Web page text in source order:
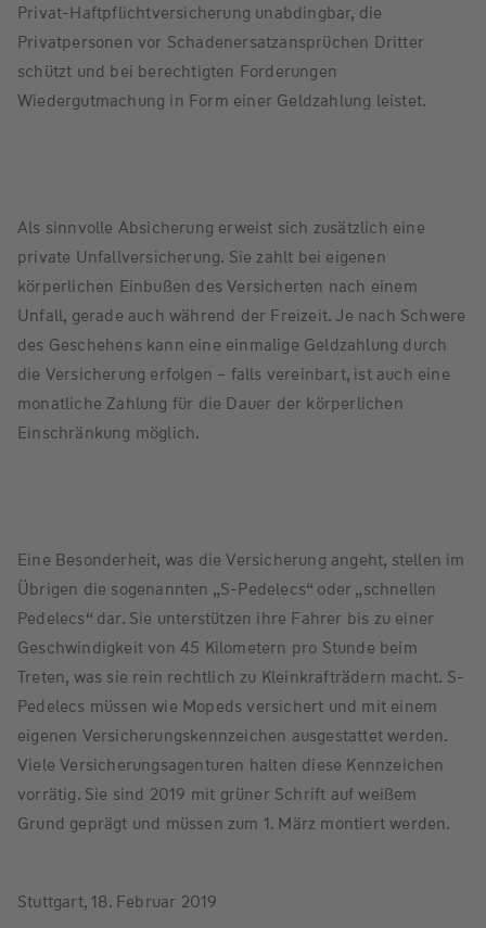
Privat-Haftpflichtversicherung unabdingbar, die
Privatpersonen vor Schadenersatzansprüchen Dritter
schützt und bei berechtigten Forderungen
Wiedergutmachung in Form einer Geldzahlung leistet.
Als sinnvolle Absicherung erweist sich zusätzlich eine
private Unfallversicherung. Sie zahlt bei eigenen
körperlichen Einbußen des Versicherten nach einem
Unfall, gerade auch während der Freizeit. Je nach Schwere
des Geschehens kann eine einmalige Geldzahlung durch
die Versicherung erfolgen – falls vereinbart, ist auch eine
monatliche Zahlung für die Dauer der körperlichen
Einschränkung möglich.
Eine Besonderheit, was die Versicherung angeht, stellen im
Übrigen die sogenannten „S-Pedelecs“ oder „schnellen
Pedelecs“ dar. Sie unterstützen ihre Fahrer bis zu einer
Geschwindigkeit von 45 Kilometern pro Stunde beim
Treten, was sie rein rechtlich zu Kleinkrafträdern macht. S-
Pedelecs müssen wie Mopeds versichert und mit einem
eigenen Versicherungskennzeichen ausgestattet werden.
Viele Versicherungsagenturen halten diese Kennzeichen
vorrätig. Sie sind 2019 mit grüner Schrift auf weißem
Grund geprägt und müssen zum 1. März montiert werden.
Stuttgart, 18. Februar 2019